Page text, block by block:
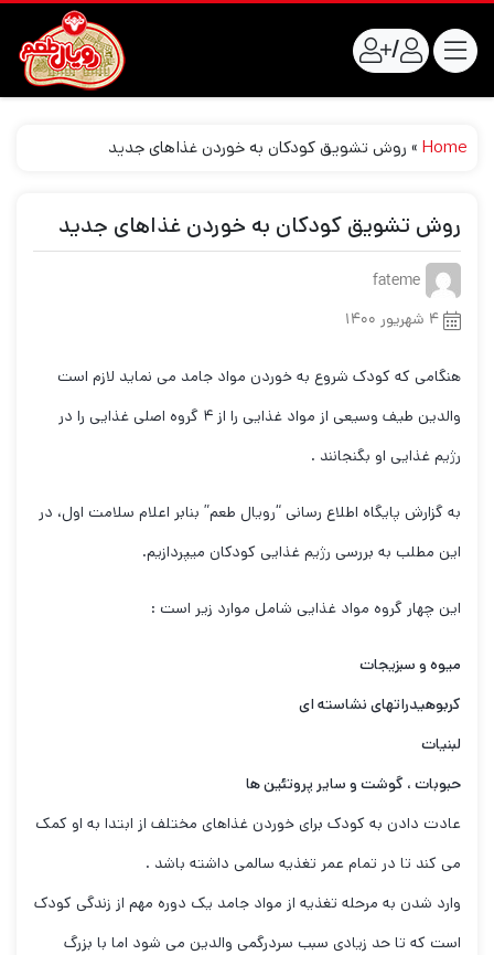
/
Home
» روش تشویق کودکان به خوردن غذاهای جدید
روش تشویق کودکان به خوردن غذاهای جدید
fateme
۴ شهریور ۱۴۰۰
هنگامی که کودک شروع به خوردن مواد جامد می نماید لازم است
والدین طیف وسیعی از مواد غذایی را از ۴ گروه اصلی غذایی را در
رژیم غذایی او بگنجانند .
به گزارش پایگاه اطلاع رسانی “رویال طعم” بنابر اعلام سلامت اول، در
این مطلب به بررسی رژیم غذایی کودکان میپردازیم.
این چهار گروه مواد غذایی شامل موارد زیر است :
میوه و سبزیجات
کربوهیدراتهای نشاسته ای
لبنیات
حبوبات ، گوشت و سایر پروتئین ها
عادت دادن به کودک برای خوردن غذاهای مختلف از ابتدا به او کمک
می کند تا در تمام عمر تغذیه سالمی داشته باشد .
وارد شدن به مرحله تغذیه از مواد جامد یک دوره مهم از زندگی کودک
است که تا حد زیادی سبب سردرگمی والدین می شود اما با بزرگ